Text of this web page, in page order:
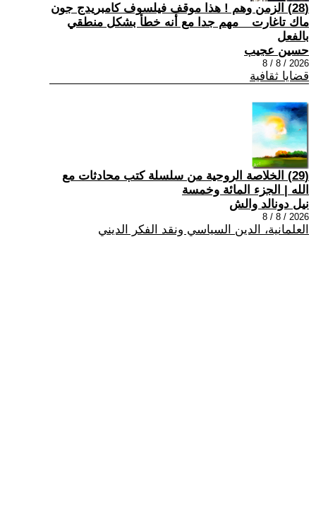
(28) الزمن وهم ! هذا موقف فيلسوف كامبريدج جون
ماك تاغارت _ مهم جدا مع أنه خطأ بشكل منطقي
بالفعل
حسين عجيب
2026 / 8 / 8
قضايا ثقافية
(29) الخلاصة الروحية من سلسلة كتب محادثات مع
الله | الجزء المائة وخمسة
نيل دونالد والش
2026 / 8 / 8
العلمانية، الدين السياسي ونقد الفكر الديني